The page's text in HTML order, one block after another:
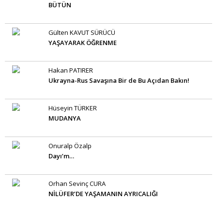
BÜTÜN
Gülten KAVUT SÜRÜCÜ
YAŞAYARAK ÖĞRENME
Hakan PATIRER
Ukrayna-Rus Savaşına Bir de Bu Açıdan Bakın!
Hüseyin TÜRKER
MUDANYA
Onuralp Özalp
Dayı’m…
Orhan Sevinç CURA
NİLÜFER’DE YAŞAMANIN AYRICALIĞI